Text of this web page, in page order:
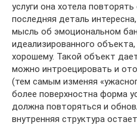
услуги она хотела
последняя деталь
мысль об эмоциональном
идеализированного
хорошему. Такой объект
можно интроецировать и
(тем самым изменяя
более поверхностна форма
должна повторяться и
внутренняя структура